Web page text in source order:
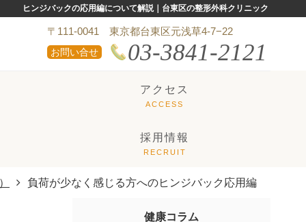
ヒンジバックの応用編について解説｜台東区の整形外科クリニック
〒111-0041 東京都台東区元浅草4-7−22
お問い合せ 03-3841-2121
アクセス
採用情報
負荷が少なく感じる方へのヒンジバック応用編
健康コラム